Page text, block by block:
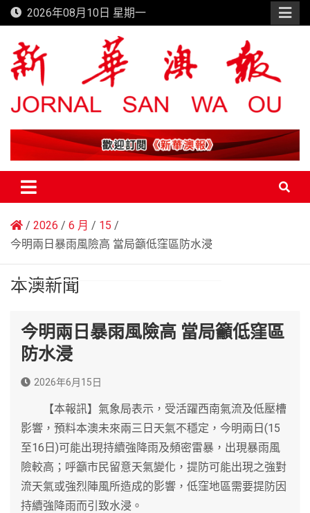
Skip
to
content
2026年08月10日 星期一
新華澳報
2026 6 月
15
今明兩日暴雨風險高 當局籲低窪區防水浸
本澳新聞
今明兩日暴雨風險高 當局籲低窪區
防水浸
2026年6月15日
【本報訊】氣象局表示，受活躍西南氣流及低壓槽
影響，預料本澳未來兩三日天氣不穩定，今明兩日(15
至16日)可能出現持續強降雨及頻密雷暴，出現暴雨風
險較高；呼籲市民留意天氣變化，提防可能出現之強對
流天氣或強烈陣風所造成的影響，低窪地區需要提防因
持續強降雨而引致水浸。